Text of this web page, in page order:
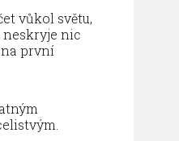
vůkol světu,
neskryje nic
na první